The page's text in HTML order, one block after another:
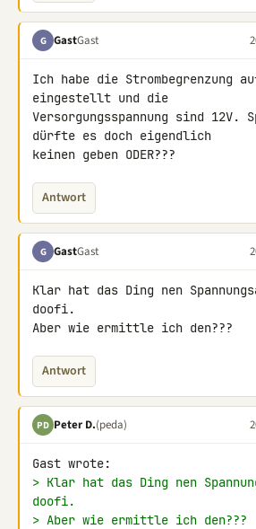
G GastGast
Ich habe die Strombegrenzung
eingestellt und die
Versorgungsspannung sind 12V.
dürfte es doch eigendlich
keinen geben ODER???
Antwort
G GastGast
Klar hat das Ding nen
doofi.
Aber wie ermittle ich den???
Antwort
PD Peter D.(peda)
> Klar hat das Ding nen
doofi.
> Aber wie ermittle ich den???